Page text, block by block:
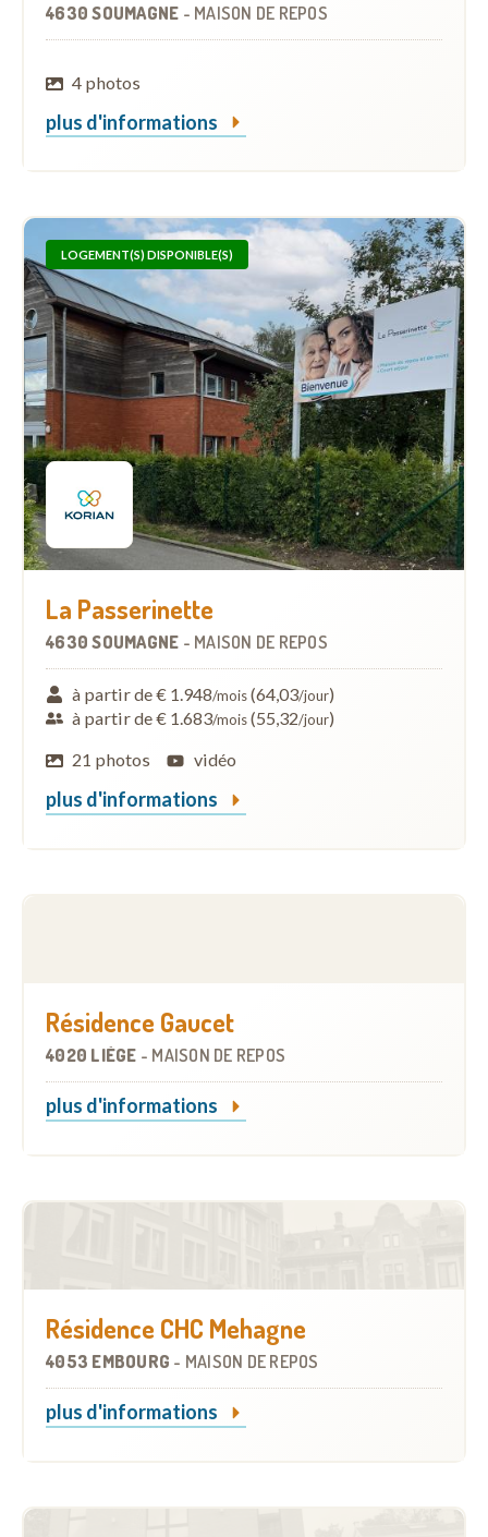
4630 SOUMAGNE - MAISON DE REPOS
4 photos
plus d'informations
LOGEMENT(S) DISPONIBLE(S)
La Passerinette
4630 SOUMAGNE - MAISON DE REPOS
à partir de € 1.948/mois(64,03/jour)
à partir de € 1.683/mois(55,32/jour)
21 photos
vidéo
plus d'informations
Résidence Gaucet
4020 LIÈGE - MAISON DE REPOS
plus d'informations
Résidence CHC Mehagne
4053 EMBOURG - MAISON DE REPOS
plus d'informations